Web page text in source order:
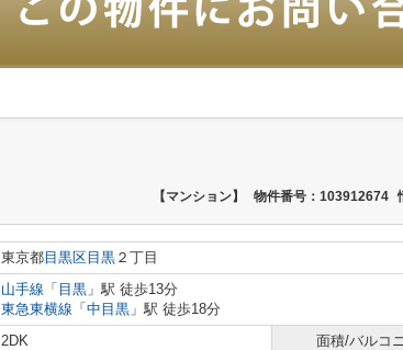
【マンション】 物件番号：103912674
東京都目黒区目黒 ２丁目
山手線 「 目黒 」駅 徒歩13分
東急東横線 「 中目黒 」駅 徒歩18分
2DK 面積/バルコ